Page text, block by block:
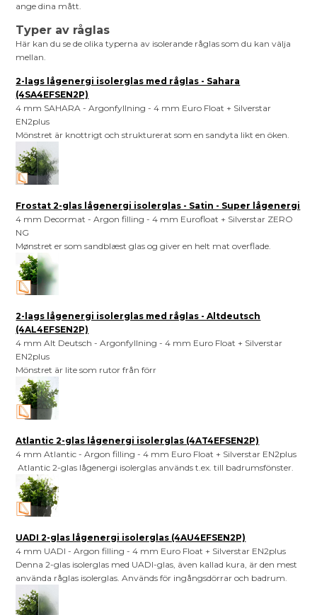
ange dina mått.
Typer av råglas
Här kan du se de olika typerna av isolerande råglas som du kan välja
mellan.
2-lags lågenergi isolerglas med råglas - Sahara
(4SA4EFSEN2P)
4 mm SAHARA - Argonfyllning - 4 mm Euro Float + Silverstar
EN2plus
Mönstret är knottrigt och strukturerat som en sandyta likt en öken.
Frostat 2-glas lågenergi isolerglas - Satin - Super lågenergi
4 mm Decormat - Argon filling - 4 mm Eurofloat + Silverstar ZERO
NG
Mønstret er som sandblæst glas og giver en helt mat overflade.
2-lags lågenergi isolerglas med råglas - Altdeutsch
(4AL4EFSEN2P)
4 mm Alt Deutsch - Argonfyllning - 4 mm Euro Float + Silverstar
EN2plus
Mönstret är lite som rutor från förr
Atlantic 2-glas lågenergi isolerglas (4AT4EFSEN2P)
4 mm Atlantic - Argon filling - 4 mm Euro Float + Silverstar EN2plus
Atlantic 2-glas lågenergi isolerglas används t.ex. till badrumsfönster.
UADI 2-glas lågenergi isolerglas (4AU4EFSEN2P)
4 mm UADI - Argon filling - 4 mm Euro Float + Silverstar EN2plus
Denna 2-glas isolerglas med UADI-glas, även kallad kura, är den mest
använda råglas isolerglas. Används för ingångsdörrar och badrum.